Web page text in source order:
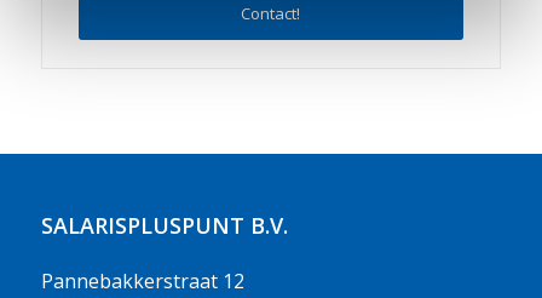
Contact!
SALARISPLUSPUNT B.V.
Pannebakkerstraat 12